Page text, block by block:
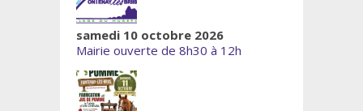
samedi 10 octobre 2026
Mairie ouverte de 8h30 à 12h